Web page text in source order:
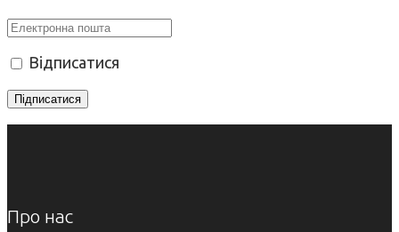
Відписатися
Про нас